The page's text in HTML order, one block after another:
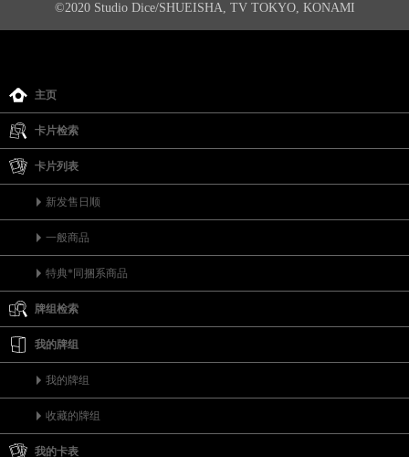
©2020 Studio Dice/SHUEISHA, TV TOKYO, KONAMI
主页
卡片检索
卡片列表
新发售日顺
一般商品
特典*同捆系商品
牌组检索
我的牌组
我的牌组
收藏的牌组
我的卡表